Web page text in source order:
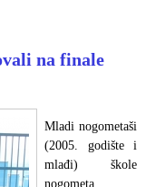
na finale
Mladi nogometaši
(2005. godište i
mlađi) škole
nogometa